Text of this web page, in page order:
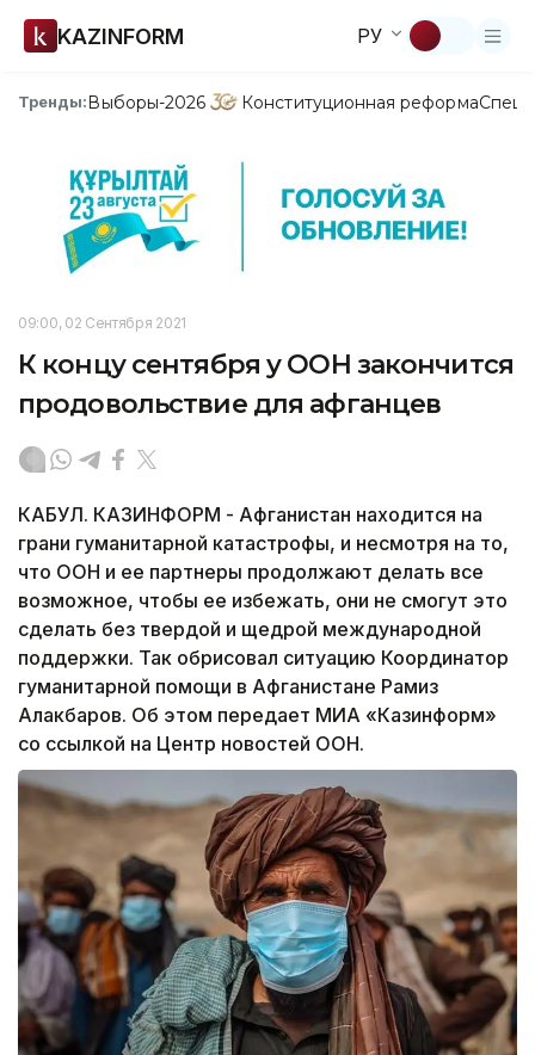
KAZINFORM РУ
Тренды:Выборы-2026 Конституционная реформа
09:00, 02 Сентября 2021
К концу сентября у ООН закончится
продовольствие для афганцев
КАБУЛ. КАЗИНФОРМ - Афганистан находится на
грани гуманитарной катастрофы, и несмотря на то,
что ООН и ее партнеры продолжают делать все
возможное, чтобы ее избежать, они не смогут это
сделать без твердой и щедрой международной
поддержки. Так обрисовал ситуацию Координатор
гуманитарной помощи в Афганистане Рамиз
Алакбаров. Об этом передает МИА «Казинформ»
со ссылкой на Центр новостей ООН.